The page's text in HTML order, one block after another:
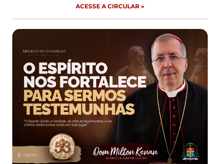
ACESSE A CIRCULAR »